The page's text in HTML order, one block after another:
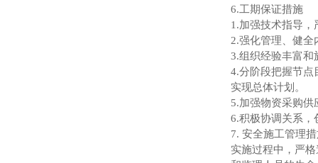
6.工期保证措施
1.加强技术指导
2.强化管理、健
3.组织经验丰富和
4.分阶段把握节点
实现总体计划。
5.加强物资采购
6.积极协调关系，
7. 安全施工管理
实施过程中，严